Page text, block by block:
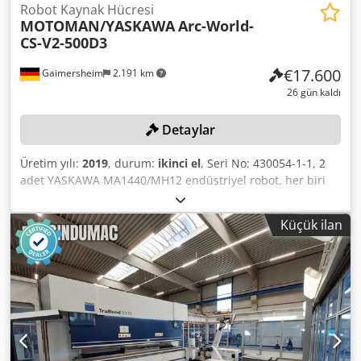
Gaimersheim 2.191 km
Robot Kaynak Hücresi
MOTOMAN/YASKAWAArc-World-
CS-V2-500D3
€17.600
26 gün kaldı
Detaylar
Üretim yılı: 2019, durum: ikinci el, Seri No: 430054-1-1, 2
adet YASKAWA MA1440/MH12 endüstriyel robot, her biri
DX200 kontrol ünitesiyle, Seri No: 193423 / 193421, her biri
tel besleme sistemi, değiştirilebilir palet, döner tabla,
muhafaza, uzaktan kumanda, üstten aydınlatmalı
muhafaza, ışık bariyeri sistemi ile birlikte, ayrıca 1 adet
metal raf, yaklaşık 100x100x150 cm ve 1 adet çalışma
masası, yaklaşık 100x100x100 cm. Dcjdszqzdcjpfx Ag Eok
Küçük ilan